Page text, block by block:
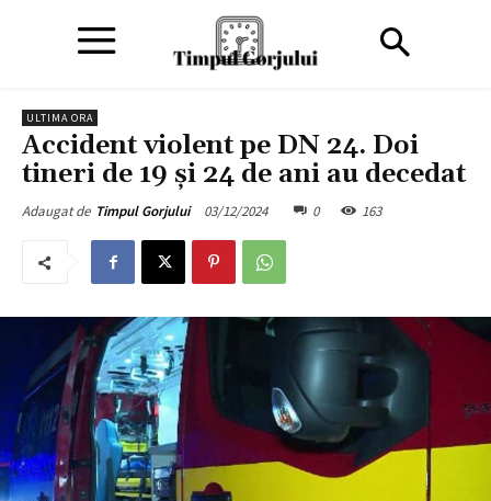
ULTIMA ORA
Accident violent pe DN 24. Doi
tineri de 19 și 24 de ani au decedat
Adaugat de Timpul Gorjului 03/12/2024 0 163